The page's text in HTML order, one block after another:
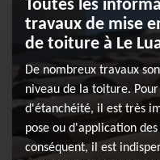
Toutes les
travaux de mise
de toiture à Le
De nombreux travaux
niveau de la toiture.
d'étanchéité, il est très
pose ou d'application
conséquent, il est